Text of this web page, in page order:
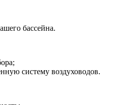
бассейна.
систему воздуховодов.